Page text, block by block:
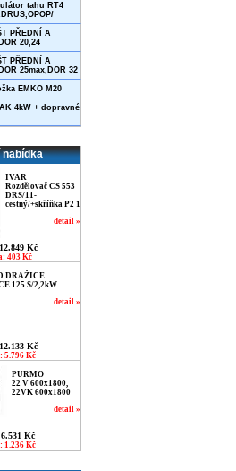
tahu RT4
PŘEDNÍ A
20,24
PŘEDNÍ A
25max,DOR 32
EMKO M20
4kW + dopravné
IVAR
Rozdělovač CS 553
DRS/11-
cestný/+skříňka P2 1
detail »
Kč
403 Kč
DRAŽICE
125 S/2,2kW
detail »
Kč
5.796 Kč
PURMO
22 V 600x1800,
22VK 600x1800
detail »
Kč
1.236 Kč